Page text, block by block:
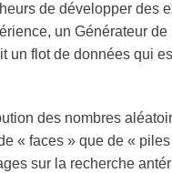
de développer des
un Générateur
un flot de données qui
des nombres
« faces » que de «
sur la recherche